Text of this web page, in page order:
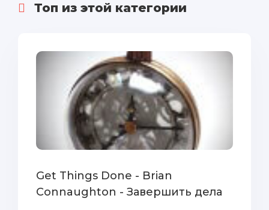
Топ из этой категории
Get Things Done - Brian
Connaughton - Завершить дела